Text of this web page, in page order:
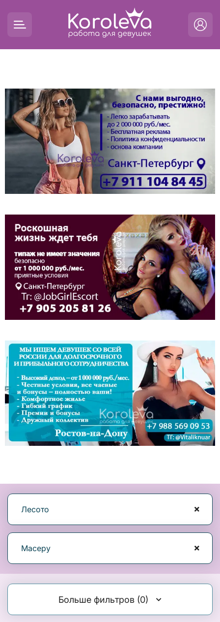
Лесото
Масеру
Больше фильтров (0)